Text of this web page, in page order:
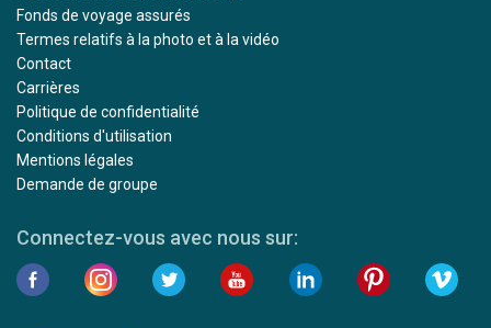
Fonds de voyage assurés
Termes relatifs à la photo et à la vidéo
Contact
Carrières
Politique de confidentialité
Conditions d'utilisation
Mentions légales
Demande de groupe
Connectez-vous avec nous sur: